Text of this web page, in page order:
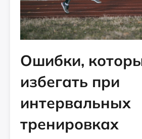
Ошибки,
избегать при
интервальных
тренировках